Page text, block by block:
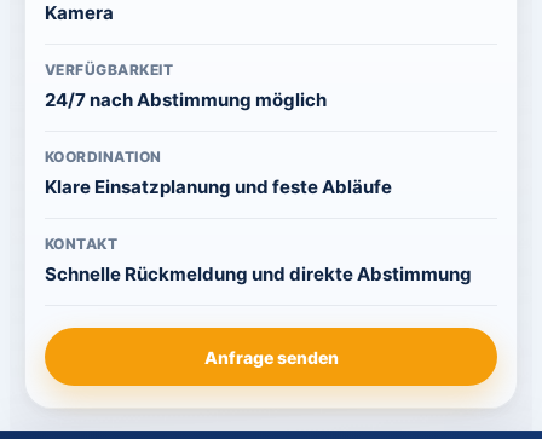
Kamera
VERFÜGBARKEIT
24/7 nach Abstimmung möglich
KOORDINATION
Klare Einsatzplanung und feste Abläufe
KONTAKT
Schnelle Rückmeldung und direkte Abstimmung
Anfrage senden